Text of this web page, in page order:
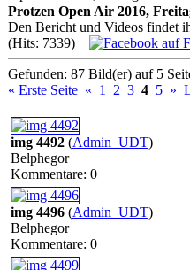
Protzen Open Air 2016,
Den Bericht und Videos findet
(Hits: 7339)
auf
Gefunden: 87 Bild(er) auf 5
« Erste Seite « 1 2 3 4 5 »
img 4492 (Admin_UDT)
Belphegor
Kommentare: 0
img 4496 (Admin_UDT)
Belphegor
Kommentare: 0